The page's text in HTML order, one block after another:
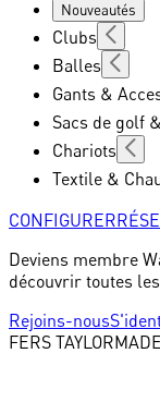
Nouveautés
Clubs
Balles
Gants &
Sacs de golf
Chariots
Textile &
CONFIGURER
Deviens membre
découvrir toutes
Rejoins-nous
FERS TAYLORMADE